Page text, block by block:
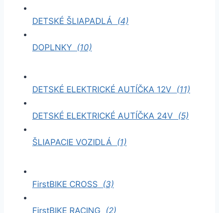
DETSKÉ ŠLIAPADLÁ (4)
DOPLNKY (10)
DETSKÉ ELEKTRICKÉ AUTÍČKA 12V (11)
DETSKÉ ELEKTRICKÉ AUTÍČKA 24V (5)
ŠLIAPACIE VOZIDLÁ (1)
FirstBIKE CROSS (3)
FirstBIKE RACING (2)